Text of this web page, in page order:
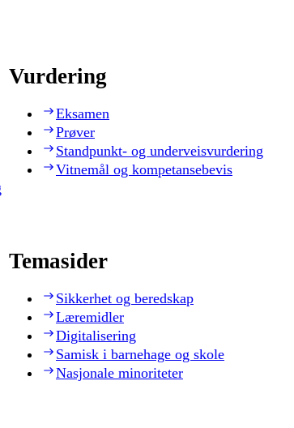
Vurdering
Eksamen
Prøver
Standpunkt- og underveisvurdering
Vitnemål og kompetansebevis
Temasider
Sikkerhet og beredskap
Læremidler
Digitalisering
Samisk i barnehage og skole
Nasjonale minoriteter